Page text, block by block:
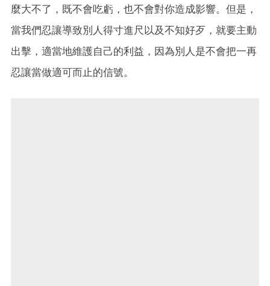
麼大不了，既不會吃虧，也不會對你造成影響。但是，
當我們忍讓導致別人得寸進尺以及不知好歹，就要主動
出擊，適當地維護自己的利益，因為別人是不會把一再
忍讓當做適可而止的信號。